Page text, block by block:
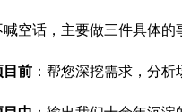
喊空话，主要做三件具体的
目前 ：帮您深挖需求，分